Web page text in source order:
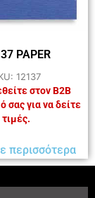
PAPER
12137
στον B2B
σας για να δείτε
τιμές.
περισσότερα